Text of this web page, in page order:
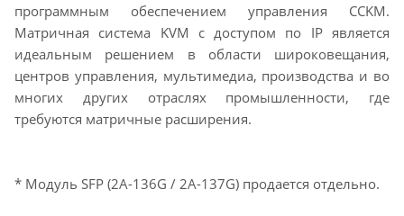
программным обеспечением управления CCKM.
Матричная система KVM с доступом по IP является
идеальным решением в области широковещания,
центров управления, мультимедиа, производства и во
многих других отраслях промышленности, где
требуются матричные расширения.
* Модуль SFP (2A-136G / 2A-137G) продается отдельно.